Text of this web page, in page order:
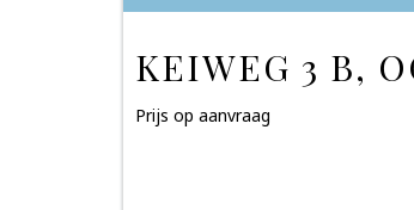
KEIWEG 3 B,
Prijs op aanvraag